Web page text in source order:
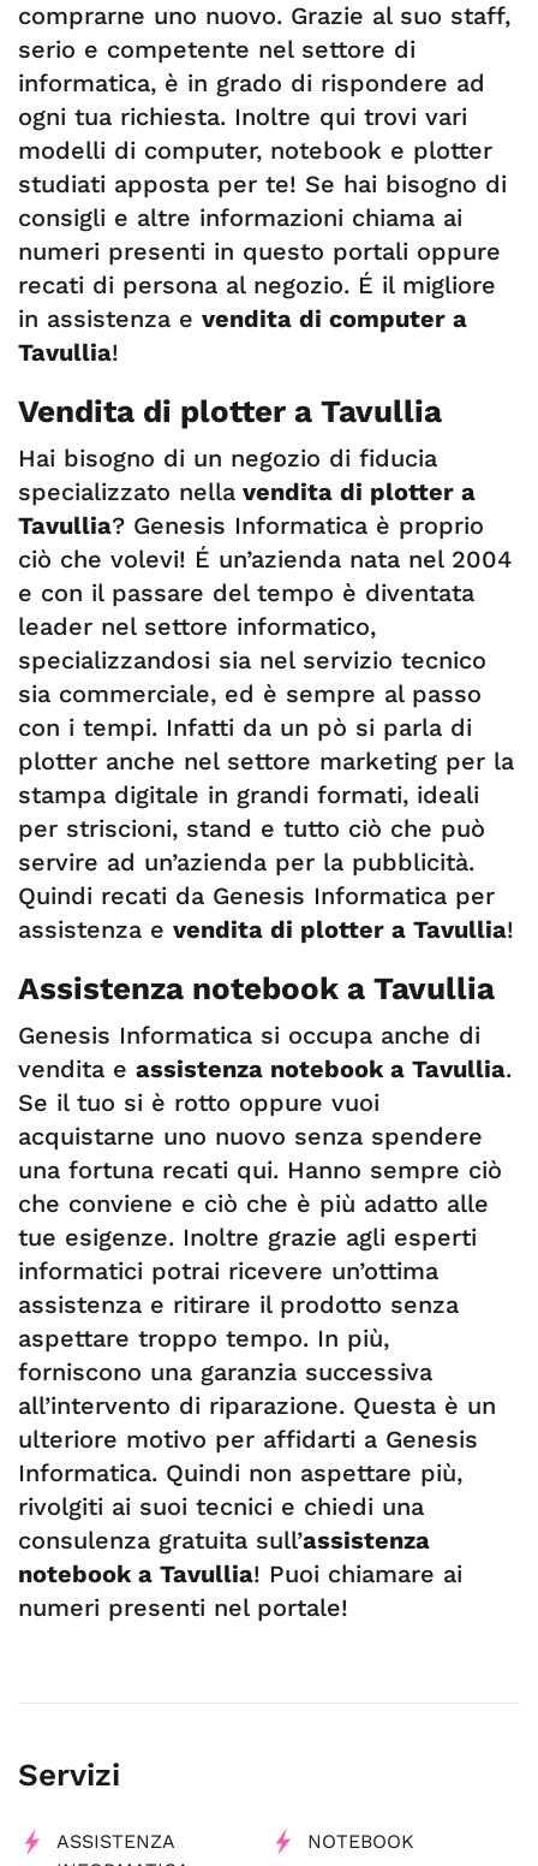
comprarne uno nuovo. Grazie al suo staff,
serio e competente nel settore di
informatica, è in grado di rispondere ad
ogni tua richiesta. Inoltre qui trovi vari
modelli di computer, notebook e plotter
studiati apposta per te! Se hai bisogno di
consigli e altre informazioni chiama ai
numeri presenti in questo portali oppure
recati di persona al negozio. É il migliore
in assistenza e vendita di computer a
Tavullia!
Vendita di plotter a Tavullia
Hai bisogno di un negozio di fiducia
specializzato nella vendita di plotter a
Tavullia? Genesis Informatica è proprio
ciò che volevi! É un’azienda nata nel 2004
e con il passare del tempo è diventata
leader nel settore informatico,
specializzandosi sia nel servizio tecnico
sia commerciale, ed è sempre al passo
con i tempi. Infatti da un pò si parla di
plotter anche nel settore marketing per la
stampa digitale in grandi formati, ideali
per striscioni, stand e tutto ciò che può
servire ad un’azienda per la pubblicità.
Quindi recati da Genesis Informatica per
assistenza e vendita di plotter a Tavullia!
Assistenza notebook a Tavullia
Genesis Informatica si occupa anche di
vendita e assistenza notebook a Tavullia.
Se il tuo si è rotto oppure vuoi
acquistarne uno nuovo senza spendere
una fortuna recati qui. Hanno sempre ciò
che conviene e ciò che è più adatto alle
tue esigenze. Inoltre grazie agli esperti
informatici potrai ricevere un’ottima
assistenza e ritirare il prodotto senza
aspettare troppo tempo. In più,
forniscono una garanzia successiva
all’intervento di riparazione. Questa è un
ulteriore motivo per affidarti a Genesis
Informatica. Quindi non aspettare più,
rivolgiti ai suoi tecnici e chiedi una
consulenza gratuita sull’assistenza
notebook a Tavullia! Puoi chiamare ai
numeri presenti nel portale!
Servizi
ASSISTENZA
NOTEBOOK